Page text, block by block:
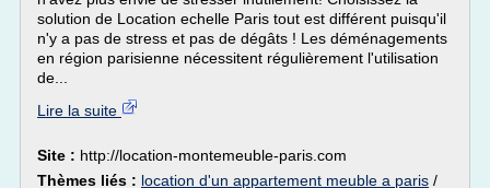
solution de Location echelle Paris tout est différent puisqu'il
n'y a pas de stress et pas de dégâts ! Les déménagements
en région parisienne nécessitent régulièrement l'utilisation
de...
Lire la suite
Site : http://location-montemeuble-paris.com
Thèmes liés : location d'un appartement meuble a paris /